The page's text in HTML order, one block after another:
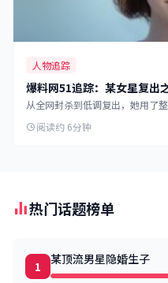
人物追踪
爆料网51追踪：某女星复出
从全网封杀到低调复出，她用了
阅读约 6分钟
热门话题榜单
1 某顶流男星隐婚生子